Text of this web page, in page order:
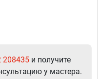
208435 и получите
у мастера.